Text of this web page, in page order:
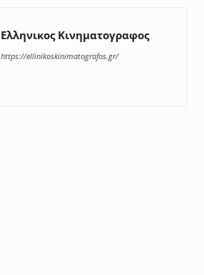
Ελληνικος Κινηματογραφος
https://ellinikoskinimatografos.gr/